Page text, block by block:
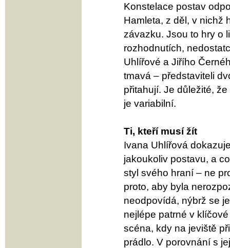
Konstelace postav
Hamleta, z děl, v nichž
závazku. Jsou to hry o
rozhodnutích,
Uhlířové a Jiřího
tmavá – představiteli
přitahují. Je důležité,
je variabilní.
Ti, kteří musí žít
Ivana Uhlířová
jakoukoliv postavu, a
styl svého hraní – ne
proto, aby byla
neodpovídá, nýbrž se
nejlépe patrné v
scéna, kdy na jeviště
prádlo. V porovnání s